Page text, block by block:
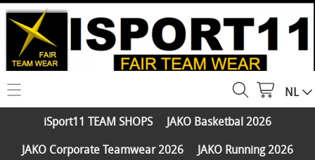
HOME
WEBSHOP
NL
iSport11 TEAM SHOPS
JAKO Basketbal 2026
JAKO Corporate Teamwear 2026
JAKO Running 2026